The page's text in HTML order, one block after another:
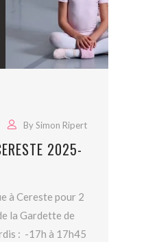
BySimon Ripert
2025-
à Cereste pour 2
la Gardette de
: -17h à 17h45